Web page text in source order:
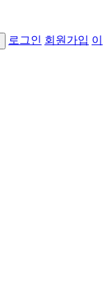
로그인 회원가입 이